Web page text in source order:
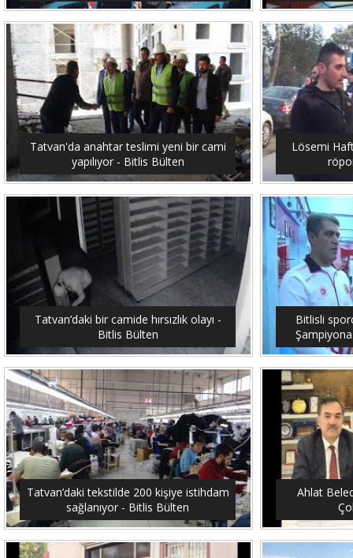
Tatvan'da anahtar teslimi yeni bir cami
yapılıyor - Bitlis Bülten
Lösemi
Tatvan’daki bir camide hırsızlık olayı -
Bitlis Bülten
Bitlisli
Tatvan’daki tekstilde 200 kişiye istihdam
sağlanıyor - Bitlis Bülten
Ahlat